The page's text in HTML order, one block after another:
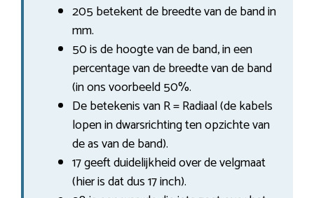
205 betekent de breedte van de band in
mm.
50 is de hoogte van de band, in een
percentage van de breedte van de band
(in ons voorbeeld 50%.
De betekenis van R = Radiaal (de kabels
lopen in dwarsrichting ten opzichte van
de as van de band).
17 geeft duidelijkheid over de velgmaat
(hier is dat dus 17 inch).